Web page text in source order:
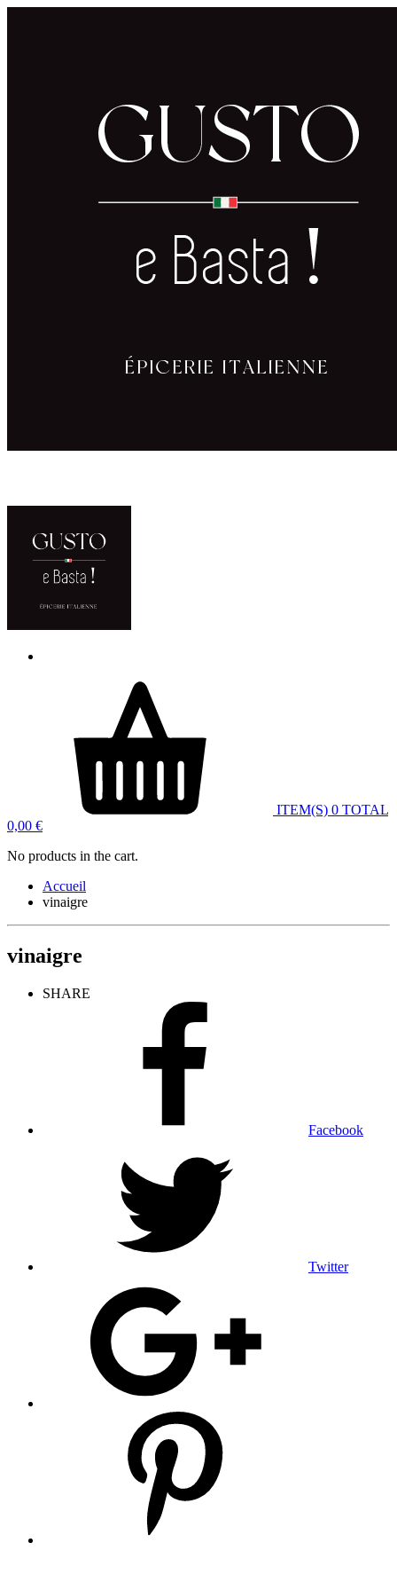
ITEM(S) 0 TOTAL
0,00 €
No products in the cart.
Accueil
vinaigre
vinaigre
SHARE
Facebook
Twitter